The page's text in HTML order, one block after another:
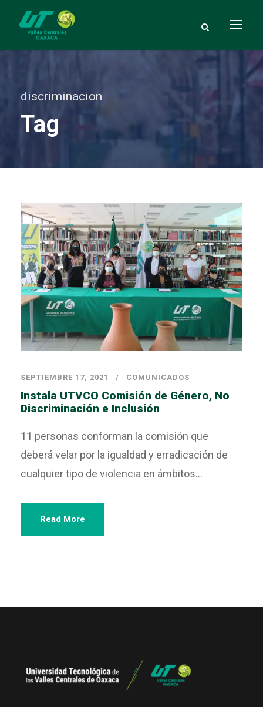
discriminacion
Tag
SEPTIEMBRE 17, 2021 COMUNICADOS
Instala UTVCO Comisión de Género, No
Discriminación e Inclusión
11 personas conforman la comisión que
deberá velar por la igualdad y erradicación de
cualquier tipo de violencia en ámbitos...
Read More